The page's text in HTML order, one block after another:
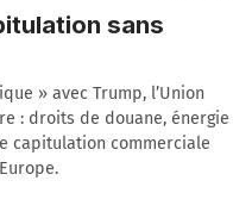
sans
» avec Trump, l’Union
: droits de douane, énergie
capitulation commerciale